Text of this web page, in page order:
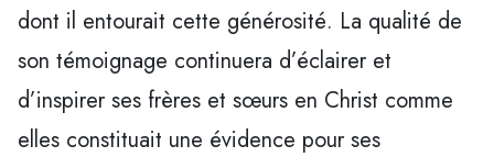
dont il entourait cette générosité. La qualité de
son témoignage continuera d’éclairer et
d’inspirer ses frères et sœurs en Christ comme
elles constituait une évidence pour ses